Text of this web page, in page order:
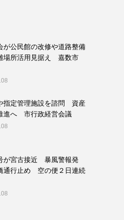
が公民館の改修や道路整備
所活用見据え 嘉数市
指定管理施設を諮問 資産
進へ 市行政経営会議
が宮古接近 暴風警報発
通行止め 空の便２日連続